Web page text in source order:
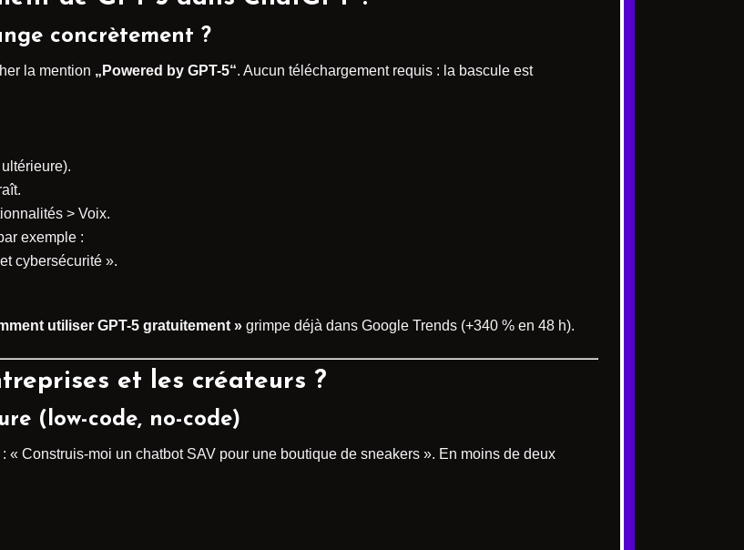
concrètement ?
la mention „Powered by GPT-5“. Aucun téléchargement requis : la bascule est
> Voix.
exemple :
cybersécurité ».
utiliser GPT-5 gratuitement » grimpe déjà dans Google Trends (+340 % en 48 h).
et les créateurs ?
(low-code, no-code)
« Construis-moi un chatbot SAV pour une boutique de sneakers ». En moins de deux